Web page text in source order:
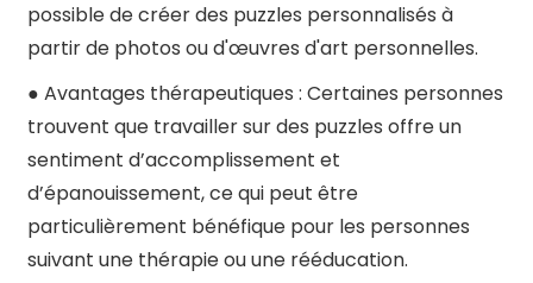
possible de créer des puzzles personnalisés à
partir de photos ou d'œuvres d'art personnelles.
● Avantages thérapeutiques : Certaines personnes
trouvent que travailler sur des puzzles offre un
sentiment d’accomplissement et
d’épanouissement, ce qui peut être
particulièrement bénéfique pour les personnes
suivant une thérapie ou une rééducation.